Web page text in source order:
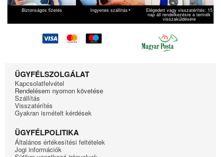
Biztonságos fizetés Ingyenes szállítás* Elégedett vagy visszatérítés: 15
nap áll rendelkezésre a termék
visszaküldésére
ÜGYFÉLSZOLGÁLAT
Kapcsolatfelvétel
Rendelésem nyomon követése
Szállítás
Visszatérítés
Gyakran ismételt kérdések
ÜGYFÉLPOLITIKA
Általános értékesítési feltételek
Jogi információk